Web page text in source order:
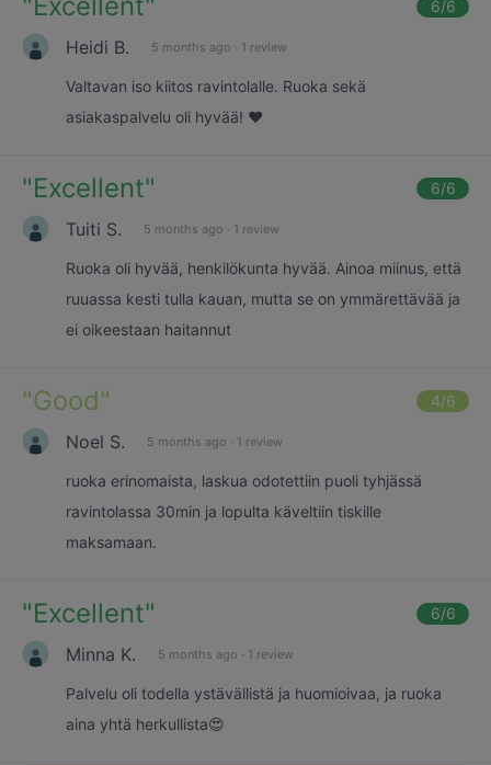
6/6
Heidi B. 5 months ago · 1 review
Valtavan iso kiitos ravintolalle. Ruoka sekä
asiakaspalvelu oli hyvää! ❤️
"Excellent" 6/6
Tuiti S. 5 months ago · 1 review
Ruoka oli hyvää, henkilökunta hyvää. Ainoa miinus, että
ruuassa kesti tulla kauan, mutta se on ymmärettävää ja
ei oikeestaan haitannut
"Good" 4/6
Noel S. 5 months ago · 1 review
ruoka erinomaista, laskua odotettiin puoli tyhjässä
ravintolassa 30min ja lopulta käveltiin tiskille
maksamaan.
"Excellent" 6/6
Minna K. 5 months ago · 1 review
Palvelu oli todella ystävällistä ja huomioivaa, ja ruoka
aina yhtä herkullista😍